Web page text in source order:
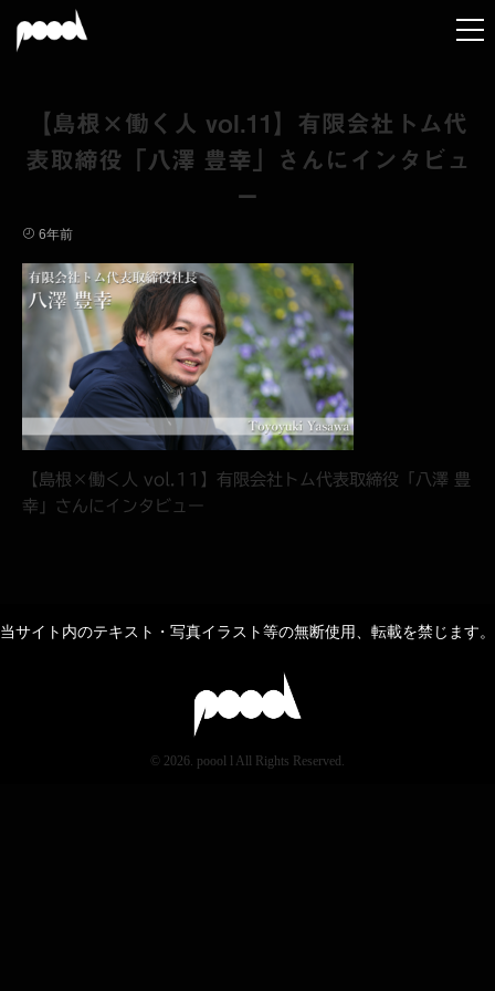
【島根×働く人 vol.11】有限会社トム代
表取締役「八澤 豊幸」さんにインタビュ
ー
6年前
【島根×働く人 vol.11】有限会社トム代表取締役「八澤 豊
幸」さんにインタビュー
当サイト内のテキスト・写真イラスト等の無断使用、転載を禁じます。
© 2026. poool l All Rights Reserved.